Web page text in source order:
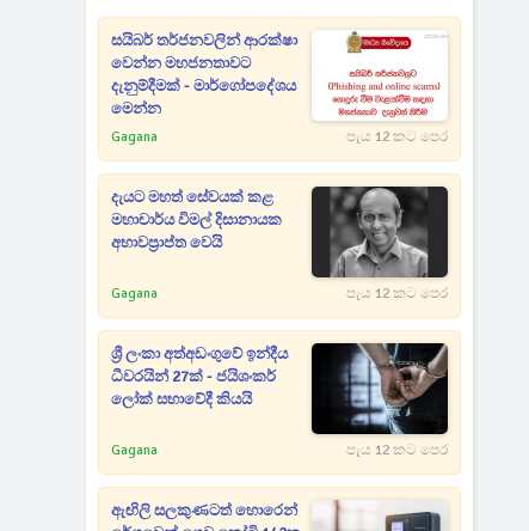
සයිබර් තර්ජනවලින් ආරක්ෂා
වෙන්න මහජනතාවට
දැනුම්දීමක් - මාර්ගෝපදේශය
මෙන්න
Gagana පැය 12 කට පෙර
දැයට මහත් සේවයක් කළ
මහාචාර්ය විමල් දිසානායක
අභාවප්‍රාප්ත වෙයි
Gagana පැය 12 කට පෙර
ශ්‍රී ලංකා අත්අඩංගුවේ ඉන්දීය
ධීවරයින් 27ක් - ජයිශංකර්
ලෝක් සභාවේදී කියයි
Gagana පැය 12 කට පෙර
ඇඟිලි සලකුණටත් හොරෙන්